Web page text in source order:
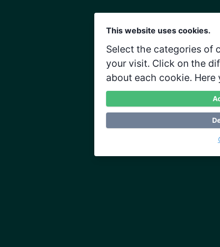
This website uses cookies.
Select the categories of
your visit. Click on the
about each cookie.